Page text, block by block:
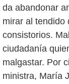
da abandonar
mirar al tendido
consistorios.
ciudadanía
malgastar. Por
ministra, María